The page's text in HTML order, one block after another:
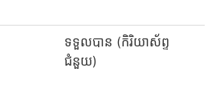
ទទួលបាន (កិរិយាស័ព្ទ
ជំនួយ)